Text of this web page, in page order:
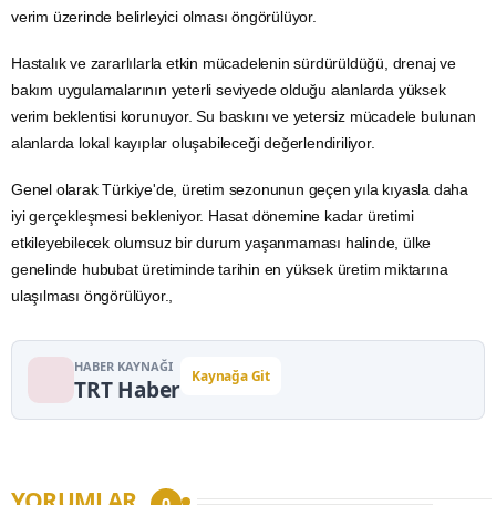
verim üzerinde belirleyici olması öngörülüyor.
Hastalık ve zararlılarla etkin mücadelenin sürdürüldüğü, drenaj ve
bakım uygulamalarının yeterli seviyede olduğu alanlarda yüksek
verim beklentisi korunuyor. Su baskını ve yetersiz mücadele bulunan
alanlarda lokal kayıplar oluşabileceği değerlendiriliyor.
Genel olarak Türkiye'de, üretim sezonunun geçen yıla kıyasla daha
iyi gerçekleşmesi bekleniyor. Hasat dönemine kadar üretimi
etkileyebilecek olumsuz bir durum yaşanmaması halinde, ülke
genelinde hububat üretiminde tarihin en yüksek üretim miktarına
ulaşılması öngörülüyor.,
HABER KAYNAĞI
TRT Haber Kaynağa Git